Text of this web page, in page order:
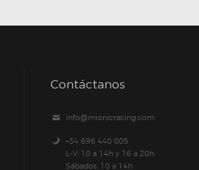
Contáctanos
info@mionicracing.com
+34 696 440 005
L-V: 10 a 14h y 16 a 20h
Sábados: 10 a 14h